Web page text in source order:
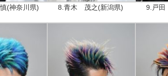
(神奈川県) 8.青木 茂之(新潟県) 9.戸